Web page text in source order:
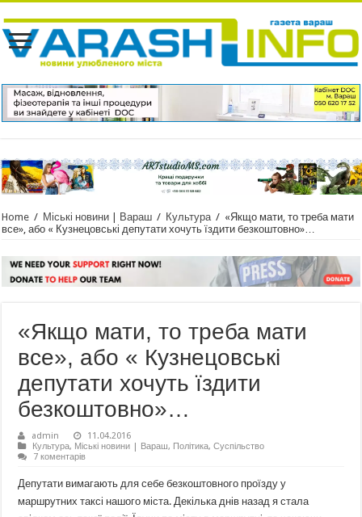
Home / Міські новини | Вараш / Культура / «Якщо мати, то треба мати
все», або « Кузнецовські депутати хочуть їздити безкоштовно»…
«Якщо мати, то треба мати
все», або « Кузнецовські
депутати хочуть їздити
безкоштовно»…
admin
11.04.2016
Культура, Міські новини | Вараш, Політика,Суспільство
7 коментарів
Депутати вимагають для себе безкоштовного проїзду у
маршрутних таксі нашого міста. Декілька днів назад я стала